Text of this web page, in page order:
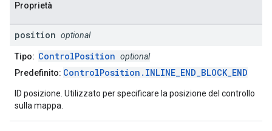
Proprietà
position optional
Tipo: ControlPosition optional
Predefinito: ControlPosition.INLINE_END_BLOCK_END
ID posizione. Utilizzato per specificare la posizione del controllo
sulla mappa.